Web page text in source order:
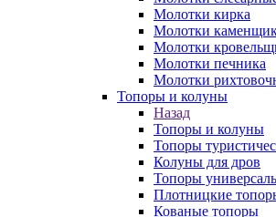
Молотки кирка
Молотки
Молотки
Молотки печника
Молотки
Топоры и колуны
Назад
Топоры и колуны
Топоры
Колуны для дров
Топоры
Плотницкие
Кованые топоры